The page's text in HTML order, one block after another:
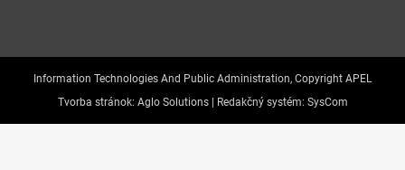
Information Technologies And Public Administration, Copyright APEL
Tvorba stránok: Aglo Solutions | Redakčný systém: SysCom